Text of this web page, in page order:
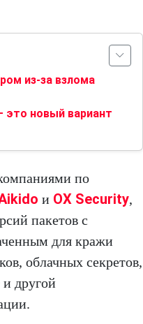
из-за взлома
это новый вариант
по
и OX Security,
пакетов с
для кражи
облачных секретов,
другой